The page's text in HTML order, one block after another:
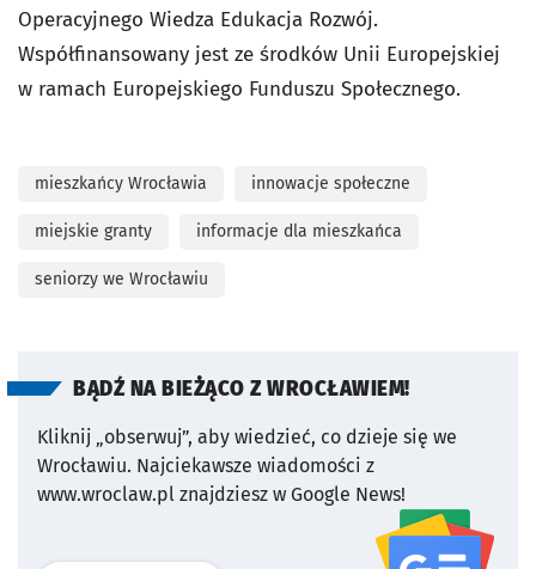
Operacyjnego Wiedza Edukacja Rozwój.
Współfinansowany jest ze środków Unii Europejskiej
w ramach Europejskiego Funduszu Społecznego.
mieszkańcy Wrocławia innowacje społeczne
miejskie granty informacje dla mieszkańca
seniorzy we Wrocławiu
BĄDŹ NA BIEŻĄCO Z WROCŁAWIEM!
Kliknij „obserwuj”, aby wiedzieć, co dzieje się we
Wrocławiu. Najciekawsze wiadomości z
www.wroclaw.pl znajdziesz w Google News!